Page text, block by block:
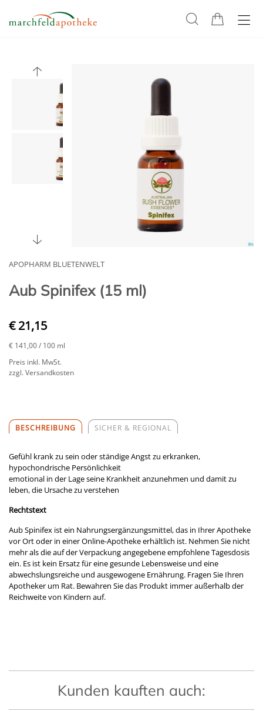
APOPHARM BLUETENWELT
Aub Spinifex (15 ml)
€ 21,15
€ 141,00/ 100 ml
Preis inkl. MwSt.
zzgl. Versandkosten
BESCHREIBUNG SICHER & REGIONAL
Gefühl krank zu sein oder ständige Angst zu erkranken,
hypochondrische Persönlichkeit
emotional in der Lage seine Krankheit anzunehmen und damit zu
leben, die Ursache zu verstehen
Rechtstext
Aub Spinifex ist ein Nahrungsergänzungsmittel, das in Ihrer Apotheke
vor Ort oder in einer Online-Apotheke erhältlich ist. Nehmen Sie nicht
mehr als die auf der Verpackung angegebene empfohlene Tagesdosis
ein. Es ist kein Ersatz für eine gesunde Lebensweise und eine
abwechslungsreiche und ausgewogene Ernährung. Fragen Sie Ihren
Apotheker um Rat. Bewahren Sie das Produkt immer außerhalb der
Reichweite von Kindern auf.
Kunden kauften auch: